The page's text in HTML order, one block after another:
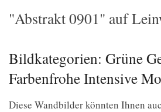
"Abstrakt 0901" auf
Bildkategorien: Grüne
Farbenfrohe Intensive
Diese Wandbilder könnten Ihnen